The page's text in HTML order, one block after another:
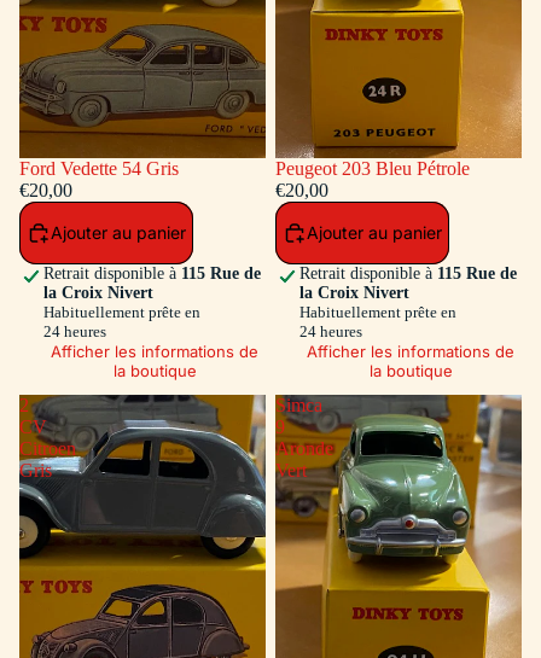
Ford Vedette 54 Gris
€20,00
Ajouter au panier
Retrait disponible à 115 Rue de
la Croix Nivert
Habituellement prête en
24 heures
Afficher les informations de
la boutique
Peugeot 203 Bleu Pétrole
€20,00
Ajouter au panier
Retrait disponible à 115 Rue de
la Croix Nivert
Habituellement prête en
24 heures
Afficher les informations de
la boutique
2
CV
Citroen
Gris
Simca
9
Aronde
Vert